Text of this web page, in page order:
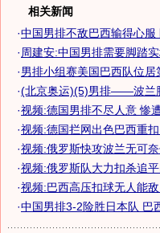
相关新闻
·中国男排不敌巴西输得心服
· 周建安:中国男排需要脚踏
·男排小组赛美国巴西队位居
·(北京奥运)(5)男排——波兰
·视频:德国男排不尽人意 惨
·视频:德国拦网出色巴西重
·视频:俄罗斯快攻波兰无可
·视频:俄罗斯队大力扣杀追
·视频:巴西高压扣球无人能
·中国男排3-2险胜日本队 巴